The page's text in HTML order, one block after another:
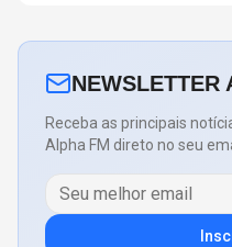
NEWSLETTER
Receba as principais
Alpha FM direto no seu